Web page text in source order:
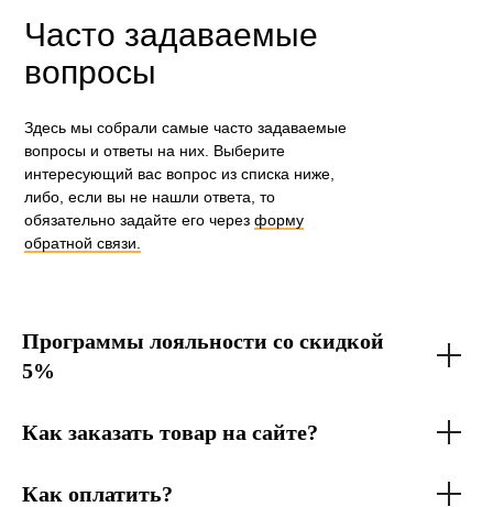
Часто задаваемые
вопросы
Здесь мы собрали самые часто задаваемые
вопросы и ответы на них. Выберите
интересующий вас вопрос из списка ниже,
либо, если вы не нашли ответа, то
обязательно задайте его черезформу
обратной связи.
Программы лояльности со скидкой
5%
Как заказать товар на сайте?
Как оплатить?